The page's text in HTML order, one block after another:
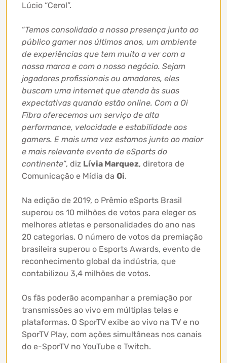
Lúcio “Cerol”.
“Temos consolidado a nossa presença junto ao
público gamer nos últimos anos, um ambiente
de experiências que tem muito a ver com a
nossa marca e com o nosso negócio. Sejam
jogadores profissionais ou amadores, eles
buscam uma internet que atenda às suas
expectativas quando estão online. Com a Oi
Fibra oferecemos um serviço de alta
performance, velocidade e estabilidade aos
gamers. E mais uma vez estamos junto ao maior
e mais relevante evento de eSports do
continente”, diz Lívia Marquez, diretora de
Comunicação e Mídia da Oi.
Na edição de 2019, o Prêmio eSports Brasil
superou os 10 milhões de votos para eleger os
melhores atletas e personalidades do ano nas
20 categorias. O número de votos da premiação
brasileira superou o Esports Awards, evento de
reconhecimento global da indústria, que
contabilizou 3,4 milhões de votos.
Os fãs poderão acompanhar a premiação por
transmissões ao vivo em múltiplas telas e
plataformas. O SporTV exibe ao vivo na TV e no
SporTV Play, com ações simultâneas nos canais
do e-SporTV no YouTube e Twitch.